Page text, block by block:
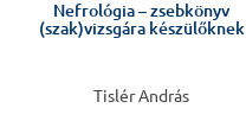
Nefrológia – zsebkönyv
(szak)vizsgára készülőknek
Tislér András